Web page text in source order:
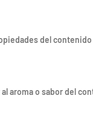
del
aroma o sabor del